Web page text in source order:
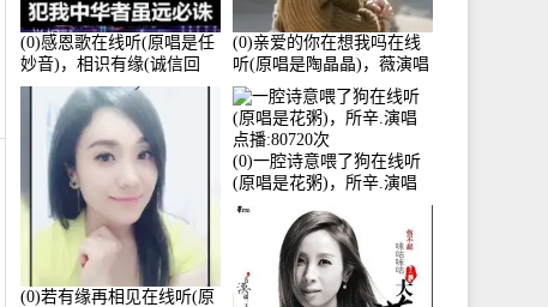
(0)感恩歌在线听(原唱是任
妙音)，相识有缘(诚信回
访)演唱点播:161288次
(0)亲爱的你在想我吗在线
听(原唱是陶晶晶)，薇演唱
点播:159722次
(0)若有缘再相见在线听(原
(0)一腔诗意喂了狗在线听
(原唱是花粥)，所辛.演唱
点播:80720次